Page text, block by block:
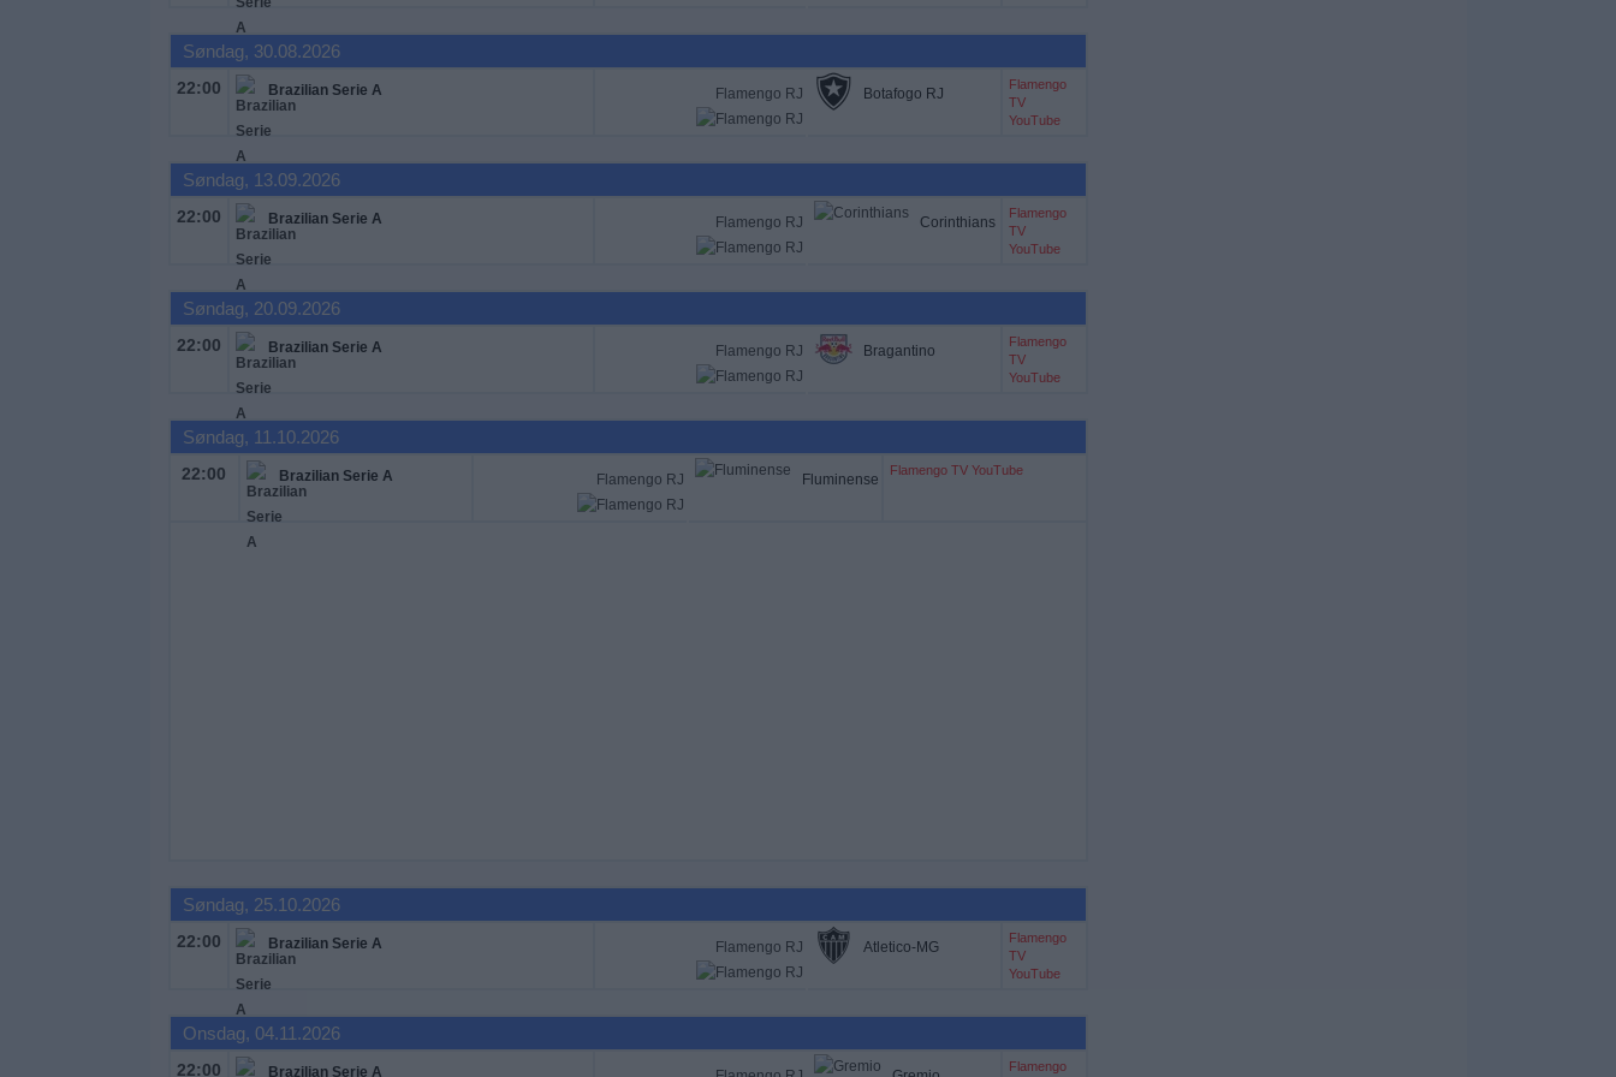
Søndag, 30.08.2026
22:00 Brazilian Serie A Flamengo RJ Botafogo RJ
Flamengo
TV
YouTube
Søndag, 13.09.2026
22:00 Brazilian Serie A Flamengo RJ Corinthians
Flamengo
TV
YouTube
Søndag, 20.09.2026
22:00 Brazilian Serie A Flamengo RJ Bragantino
Flamengo
TV
YouTube
Søndag, 11.10.2026
22:00 Brazilian Serie A Flamengo RJ Fluminense
Flamengo TV YouTube
Søndag, 25.10.2026
22:00 Brazilian Serie A Flamengo RJ Atletico-MG
Flamengo
TV
YouTube
Onsdag, 04.11.2026
22:00 Brazilian Serie A
Flamengo